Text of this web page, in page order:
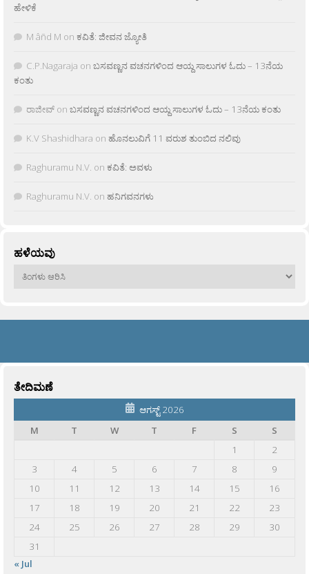
ಹೇಳಿಕೆ
M âñd M on ಕವಿತೆ: ಜೀವನ ಜ್ಯೋತಿ
C.P.Nagaraja on ಬಸವಣ್ಣನ ವಚನಗಳಿಂದ ಆಯ್ದ ಸಾಲುಗಳ ಓದು – 13ನೆಯ
ಕಂತು
ರಾಜೀವ್ on ಬಸವಣ್ಣನ ವಚನಗಳಿಂದ ಆಯ್ದ ಸಾಲುಗಳ ಓದು – 13ನೆಯ ಕಂತು
K.V Shashidhara on ಹೊನಲುವಿಗೆ 11 ವರುಶ ತುಂಬಿದ ನಲಿವು
Raghuramu N.V. on ಕವಿತೆ: ಅವಳು
Raghuramu N.V. on ಹನಿಗವನಗಳು
ಹಳೆಯವು
ಹಳೆಯವು
ತೇದಿಮಣೆ
ಆಗಸ್ಟ್ 2026
M
T W T F S
S
1
2
3
4 5 6 7 8
9
10
11 12 13 14 15
16
17
18 19 20 21 22
23
24
25 26 27 28 29
30
31
« Jul